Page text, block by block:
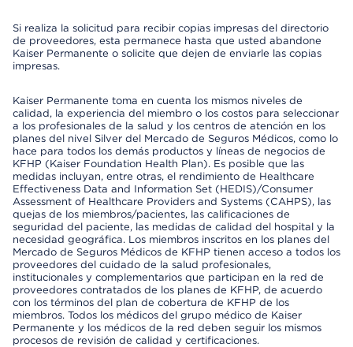
Si realiza la solicitud para recibir copias impresas del directorio
de proveedores, esta permanece hasta que usted abandone
Kaiser Permanente o solicite que dejen de enviarle las copias
impresas.
Kaiser Permanente toma en cuenta los mismos niveles de
calidad, la experiencia del miembro o los costos para seleccionar
a los profesionales de la salud y los centros de atención en los
planes del nivel Silver del Mercado de Seguros Médicos, como lo
hace para todos los demás productos y líneas de negocios de
KFHP (Kaiser Foundation Health Plan). Es posible que las
medidas incluyan, entre otras, el rendimiento de Healthcare
Effectiveness Data and Information Set (HEDIS)/Consumer
Assessment of Healthcare Providers and Systems (CAHPS), las
quejas de los miembros/pacientes, las calificaciones de
seguridad del paciente, las medidas de calidad del hospital y la
necesidad geográfica. Los miembros inscritos en los planes del
Mercado de Seguros Médicos de KFHP tienen acceso a todos los
proveedores del cuidado de la salud profesionales,
institucionales y complementarios que participan en la red de
proveedores contratados de los planes de KFHP, de acuerdo
con los términos del plan de cobertura de KFHP de los
miembros. Todos los médicos del grupo médico de Kaiser
Permanente y los médicos de la red deben seguir los mismos
procesos de revisión de calidad y certificaciones.